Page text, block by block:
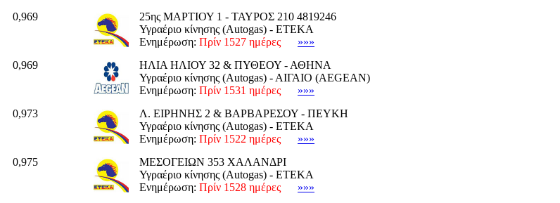
0,969
25ης ΜΑΡΤΙΟΥ 1 - ΤΑΥΡΟΣ 210 4819246
Υγραέριο κίνησης (Autogas) - ΕΤΕΚΑ
Ενημέρωση: Πρίν 1527 ημέρες
»»»
0,969
ΗΛΙΑ ΗΛΙΟΥ 32 & ΠΥΘΕΟΥ - ΑΘΗΝΑ
Υγραέριο κίνησης (Autogas) - ΑΙΓΑΙΟ (AEGEAN)
Ενημέρωση: Πρίν 1531 ημέρες
»»»
0,973
Λ. ΕΙΡΗΝΗΣ 2 & ΒΑΡΒΑΡΕΣΟΥ - ΠΕΥΚΗ
Υγραέριο κίνησης (Autogas) - ΕΤΕΚΑ
Ενημέρωση: Πρίν 1522 ημέρες
»»»
0,975
ΜΕΣΟΓΕΙΩΝ 353 ΧΑΛΑΝΔΡΙ
Υγραέριο κίνησης (Autogas) - ΕΤΕΚΑ
Ενημέρωση: Πρίν 1528 ημέρες
»»»